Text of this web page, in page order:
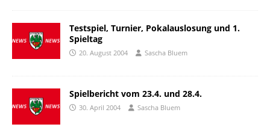
Testspiel, Turnier, Pokalauslosung und 1.
Spieltag
20. August 2004 Sascha Bluem
Spielbericht vom 23.4. und 28.4.
30. April 2004 Sascha Bluem